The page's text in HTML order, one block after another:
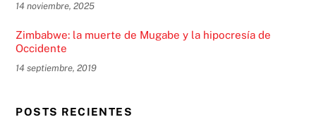
14 noviembre, 2025
Zimbabwe: la muerte de Mugabe y la hipocresía de
Occidente
14 septiembre, 2019
POSTS RECIENTES